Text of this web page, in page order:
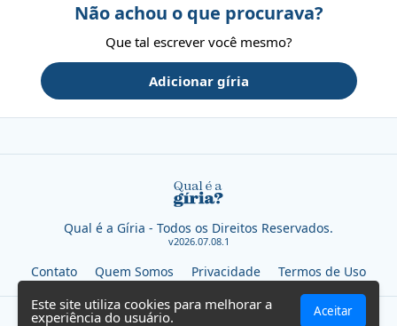
Este site utiliza cookies para melhorar a
experiência do usuário. Aceitar
Não achou o que procurava?
Que tal escrever você mesmo?
Adicionar gíria
Qual é a Gíria - Todos os Direitos Reservados.
v2026.07.08.1
Contato Quem Somos Privacidade Termos de Uso